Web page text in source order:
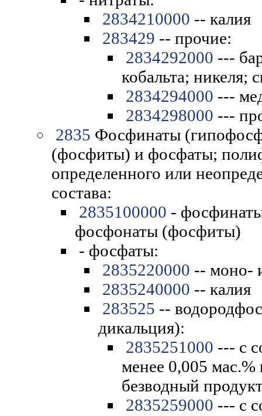
2834210000 -- калия
283429 -- прочие:
2834292000 ---
кобальта; никеля;
2834294000 ---
2834298000 ---
2835 Фосфинаты
(фосфиты) и фосфаты;
определенного или
состава:
2835100000 -
фосфонаты (фосфиты)
- фосфаты:
2835220000 -- моно-
2835240000 -- калия
283525 --
дикальция):
2835251000 --- с
менее 0,005 мас.%
безводный
2835259000 --- с